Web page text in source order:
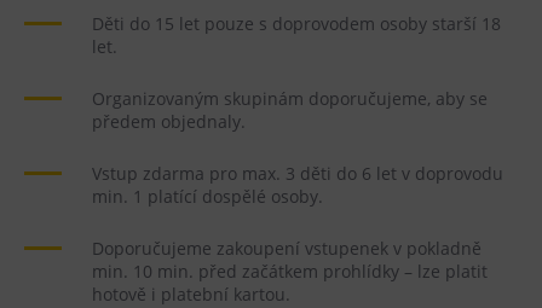
Děti do 15 let pouze s doprovodem osoby starší 18
let.
Organizovaným skupinám doporučujeme, aby se
předem objednaly.
Vstup zdarma pro max. 3 děti do 6 let v doprovodu
min. 1 platící dospělé osoby.
Doporučujeme zakoupení vstupenek v pokladně
min. 10 min. před začátkem prohlídky – lze platit
hotově i platební kartou.